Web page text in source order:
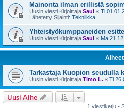
Mainonta ilman erillistä
Uusin viesti Kirjoittaja Saul « Ti
Lähetetty Sijainti: Tekniikka
Yhteistyökumppaneiden
Uusin viesti Kirjoittaja Saul « Ma
Aiheet
Tarkastaja Kuopion seudulla
Uusin viesti Kirjoittaja Timo L. « Ti
Uusi Aihe
1 viestiketju •